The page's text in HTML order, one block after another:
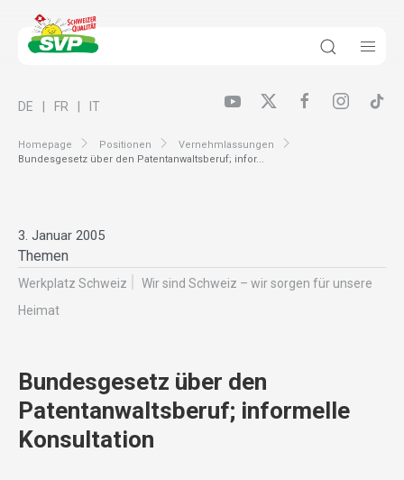
Homepage Positionen
Vernehmlassungen
Bundesgesetz über den Patentanwaltsberuf; infor...
DE FR IT
3. Januar 2005
Themen
Werkplatz Schweiz
Wir sind Schweiz – wir sorgen für unsere
Heimat
Bundesgesetz über den
Patentanwaltsberuf; informelle
Konsultation